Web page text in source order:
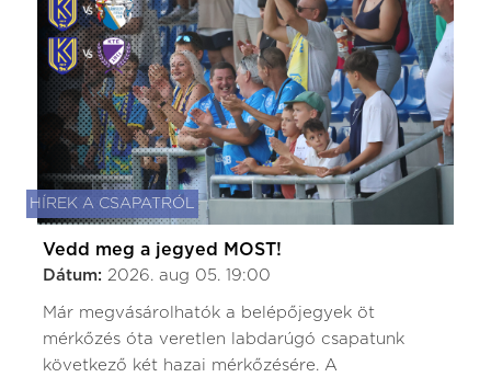
HÍREK A CSAPATRÓL
Vedd meg a jegyed MOST!
Dátum: 2026. aug 05. 19:00
Már megvásárolhatók a belépőjegyek öt
mérkőzés óta veretlen labdarúgó csapatunk
következő két hazai mérkőzésére. A